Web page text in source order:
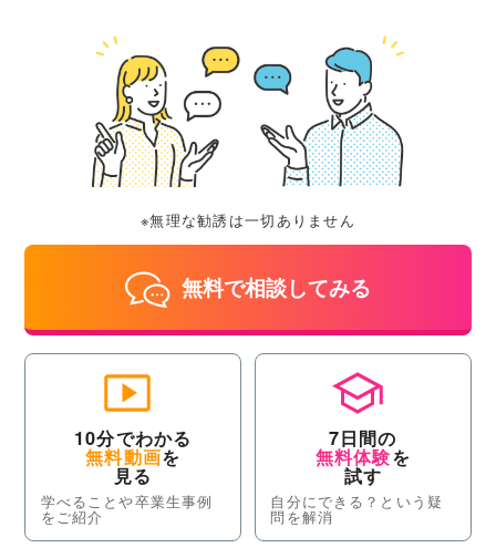
※無理な勧誘は一切ありません
無料で相談してみる
10分でわかる
無料動画を
見る
学べることや卒業生事例
をご紹介
7日間の
無料体験を
試す
自分にできる？という疑
問を解消